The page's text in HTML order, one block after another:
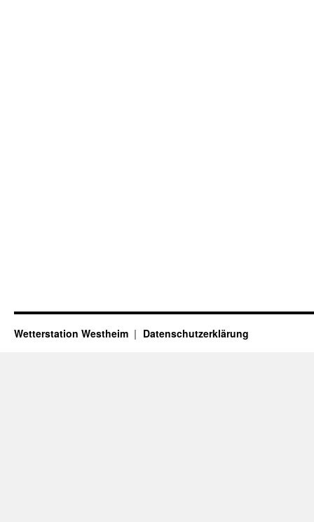
Wetterstation Westheim Datenschutzerklärung